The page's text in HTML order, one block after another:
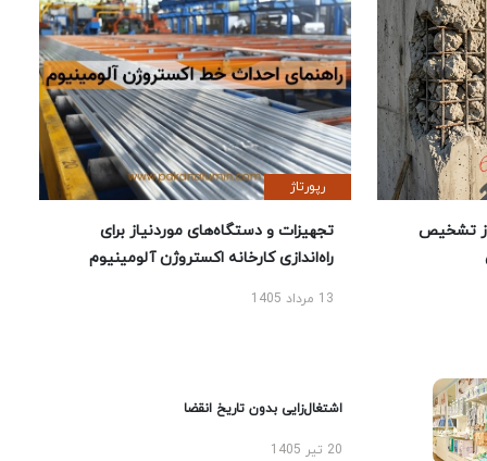
تشخیص
رپورتاژ
تجهیزات و دستگاه‌های موردنیاز برای
راه‌اندازی کارخانه اکستروژن آلومینیوم
13 مرداد 1405
اشتغال‌زایی بدون تاریخ انقضا
20 تیر 1405